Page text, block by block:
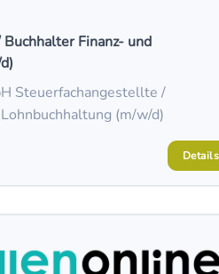
Finanz- und
Steuerfachangestellte /
(m/w/d)
Details